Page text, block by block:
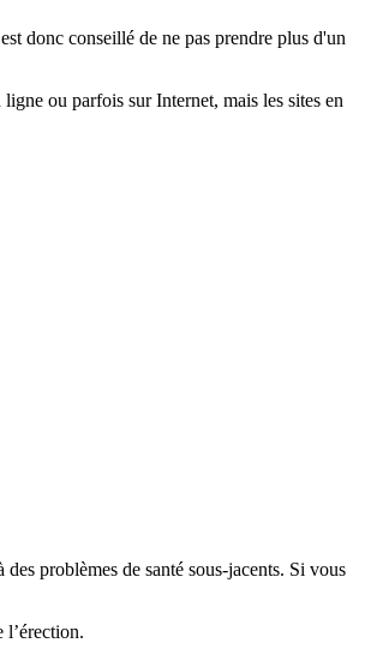
donc conseillé de ne pas prendre plus d'un
ou parfois sur Internet, mais les sites en
problèmes de santé sous-jacents. Si vous
l’érection.